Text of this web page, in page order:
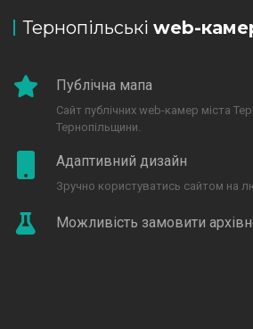
Тернопільські web-
Публічна мапа
Сайт публічних web-камер міста
Тернопільщини.
Адаптивний дизайн
Зручно користуватись сайтом на
Можливість замовити